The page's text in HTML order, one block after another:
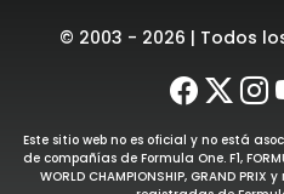
© 2003 - 2026 | Todos
Este sitio web no es oficial y no está
de compañías de Formula One. F1,
WORLD CHAMPIONSHIP, GRAND